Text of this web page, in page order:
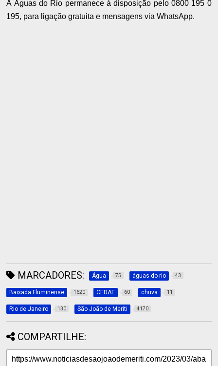
A Águas do Rio permanece à disposição pelo 0800 195 0
195, para ligação gratuita e mensagens via WhatsApp.
MARCADORES: Água 75 águas do rio 43
Baixada Fluminense 1620 CEDAE 60 chuva 11
Rio de Janeiro 130 São João de Meriti 4170
COMPARTILHE: